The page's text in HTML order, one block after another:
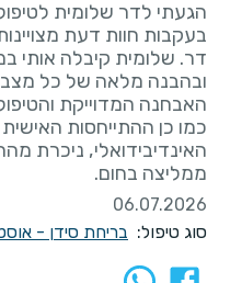
דר. שלומית קיבלה אותי
האבחנה המדוייקת
כמו כן ההתייחסות
ממליצה בחום.
06.07.2026
סוג טיפול: בריחת סידן -